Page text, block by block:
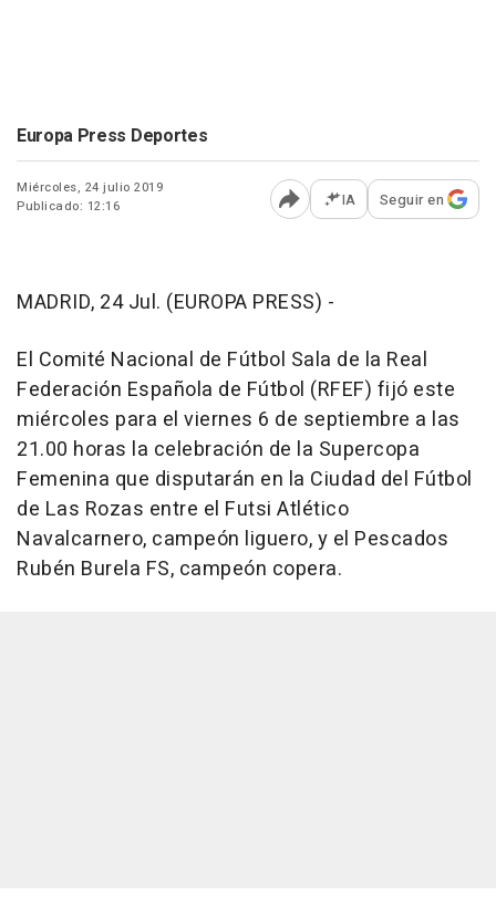
Europa Press Deportes
Miércoles, 24 julio 2019
Publicado: 12:16
Abrir opciones para
IA Seguir en
MADRID, 24 Jul. (EUROPA PRESS) -
El Comité Nacional de Fútbol Sala de la Real
Federación Española de Fútbol (RFEF) fijó este
miércoles para el viernes 6 de septiembre a las
21.00 horas la celebración de la Supercopa
Femenina que disputarán en la Ciudad del Fútbol
de Las Rozas entre el Futsi Atlético
Navalcarnero, campeón liguero, y el Pescados
Rubén Burela FS, campeón copera.